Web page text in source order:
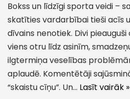
Bokss un līdzīgi sporta veidi –
skatīties vardarbībai tieši acīs
dīvains nenotiek. Divi
viens otru līdz asinīm,
ilgtermiņa veselības
aplaudē. Komentētāji
“skaistu cīņu”. Un… Lasīt vairāk »